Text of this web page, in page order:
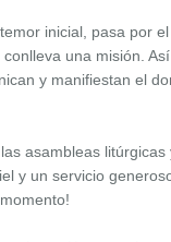
inicial, pasa por
una misión. Así
y manifiestan el
asambleas litúrgicas
y un servicio